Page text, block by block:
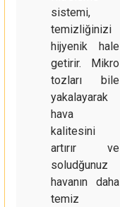
sistemi,
temizliğinizi
hijyenik hale
getirir. Mikro
tozları bile
yakalayarak
hava
kalitesini
artırır ve
soludğunuz
havanın daha
temiz